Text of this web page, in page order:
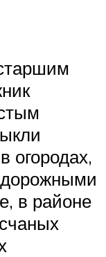
огородах,
в районе